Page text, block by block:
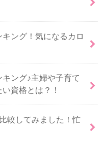
ング！気になるカロ
ング♪主婦や子育て
資格とは？！
較してみました！忙